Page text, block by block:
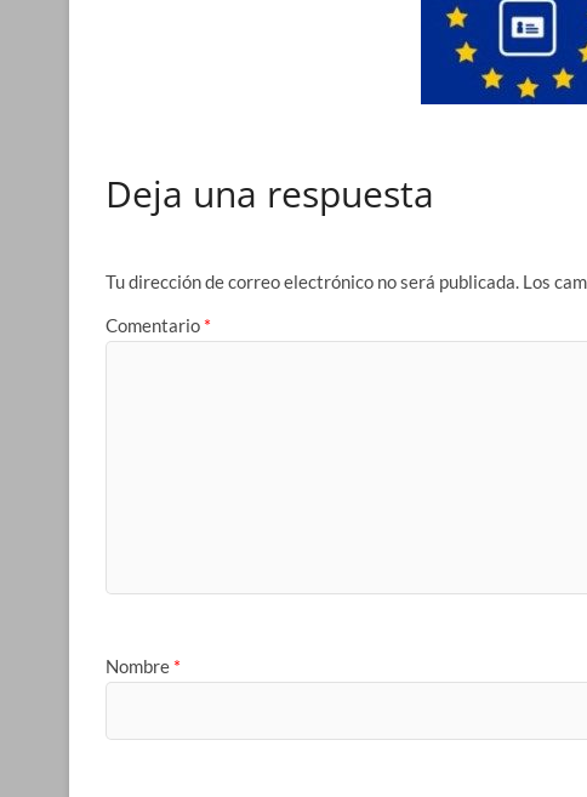
Deja una respuesta
Tu dirección de correo electrónico no será publicada. Los
Comentario *
Nombre *